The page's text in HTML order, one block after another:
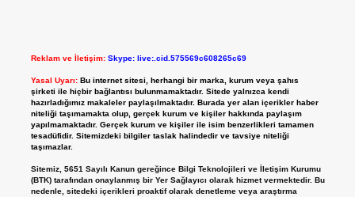
Reklam ve İletişim: Skype: live:.cid.575569c608265c69
Yasal Uyarı: Bu internet sitesi, herhangi bir marka, kurum veya şahıs
şirketi ile hiçbir bağlantısı bulunmamaktadır. Sitede yalnızca kendi
hazırladığımız makaleler paylaşılmaktadır. Burada yer alan içerikler haber
niteliği taşımamakta olup, gerçek kurum ve kişiler hakkında paylaşım
yapılmamaktadır. Gerçek kurum ve kişiler ile isim benzerlikleri tamamen
tesadüfidir. Sitemizdeki bilgiler taslak halindedir ve tavsiye niteliği
taşımazlar.
Sitemiz, 5651 Sayılı Kanun gereğince Bilgi Teknolojileri ve İletişim Kurumu
(BTK) tarafından onaylanmış bir Yer Sağlayıcı olarak hizmet vermektedir. Bu
nedenle, sitedeki içerikleri proaktif olarak denetleme veya araştırma